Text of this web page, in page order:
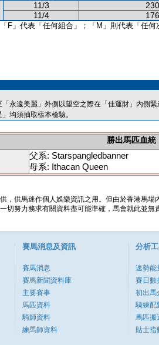
11/3
11/4
F」代表「任何組合」；「M」則代表「任何
永遠美麗」外側以望空之際在「佳運財」內側緊
均須抽取樣本檢驗。
勝出馬匹血統
父系: Starspangledbanner
母系: Ithacan Queen
，供馬迷作個人娛樂資訊之用。但由於香港馬
切努力務求有關資料盡可能準確，馬會就此並
賽馬消息及資訊
賽馬消息
賽馬新聞資料庫
主要賽事
馬匹資料
騎師資料
練馬師資料
分析
速勢能
賽日數
初出馬
騎練配
馬匹搬
貼士指